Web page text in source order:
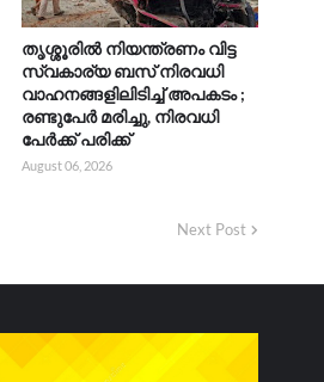
തൃശ്ശൂരിൽ നിയന്ത്രണം വിട്ട
സ്വകാര്യ ബസ് നിരവധി
വാഹനങ്ങളിലിടിച്ച് അപകടം ;
രണ്ടുപേർ മരിച്ചു, നിരവധി
പേർക്ക് പരിക്ക്
August 06, 2026
Next Post